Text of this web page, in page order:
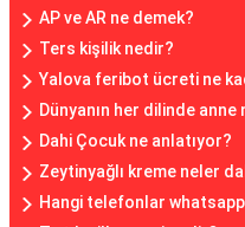
AP ve AR ne demek?
Ters kişilik nedir?
Yalova feribot ücreti ne
Dünyanın her dilinde anne
Dahi Çocuk ne anlatıyor?
Zeytinyağlı kreme neler
Hangi telefonlar